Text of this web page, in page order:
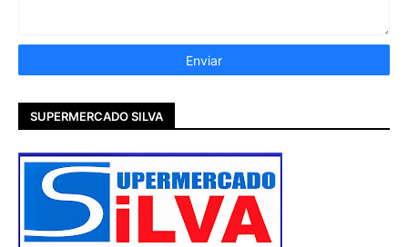
SUPERMERCADO SILVA